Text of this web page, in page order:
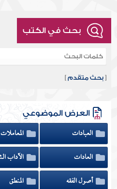
بحث في الكتب
[بحث متقدم ]
العرض الموضوعي
العبادات
المعاملات
العادات
الآداب
أصول الفقه
المنطق